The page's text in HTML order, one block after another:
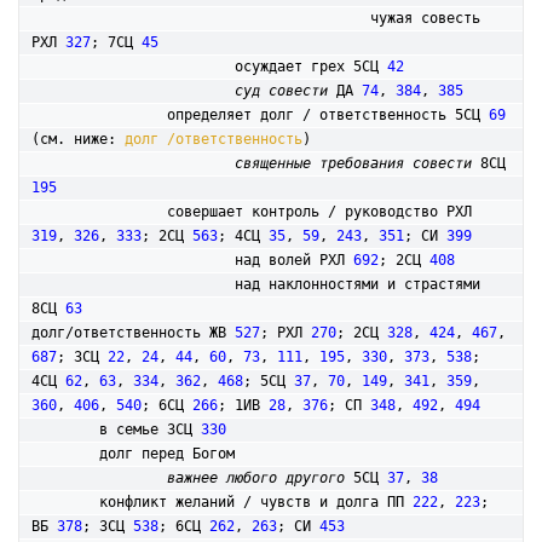
РХЛ 327; 7СЦ 45
			осуждает грех 5СЦ
42
суд совести ДА 74, 384, 385
		определяет долг / ответственность 5СЦ
69
(см. ниже: долг /ответственность)
священные требования совести
195
319, 326, 333; 2СЦ 563; 4СЦ 35, 59, 243, 351; СИ 399
			над волей РХЛ
692; 2СЦ 408
8СЦ 63
долг/ответственность ЖВ 527; РХЛ 270; 2СЦ 328, 424, 467
687; 3СЦ 22, 24, 44, 60, 73, 111, 195, 330, 373, 538;
4СЦ 62, 63, 334, 362, 468; 5СЦ 37, 70, 149, 341, 359
360, 406, 540; 6СЦ 266; 1ИВ 28, 376; СП 348, 492, 494
	в семье 3СЦ
330
важнее любого другого 5СЦ 37, 38
	конфликт желаний / чувств и долга ПП
222, 223;
ВБ 378; 3СЦ 538; 6СЦ 262, 263; СИ 453